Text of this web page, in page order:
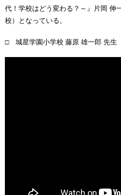
代！学校はどう変わる？～』片岡 伸
校）となっている。
□ 城星学園小学校 藤原 雄一郎 先生